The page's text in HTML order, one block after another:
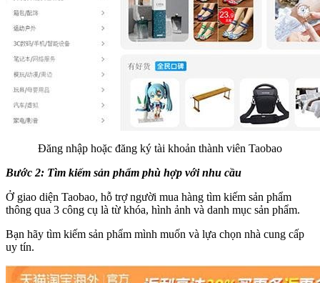
Đăng nhập hoặc đăng ký tài khoản thành viên Taobao
Bước 2: Tìm kiếm sản phẩm phù hợp với nhu cầu
Ở giao diện Taobao, hỗ trợ người mua hàng tìm kiếm sản phẩm
thông qua 3 công cụ là từ khóa, hình ảnh và danh mục sản phẩm.
Bạn hãy tìm kiếm sản phẩm mình muốn và lựa chọn nhà cung cấp
uy tín.